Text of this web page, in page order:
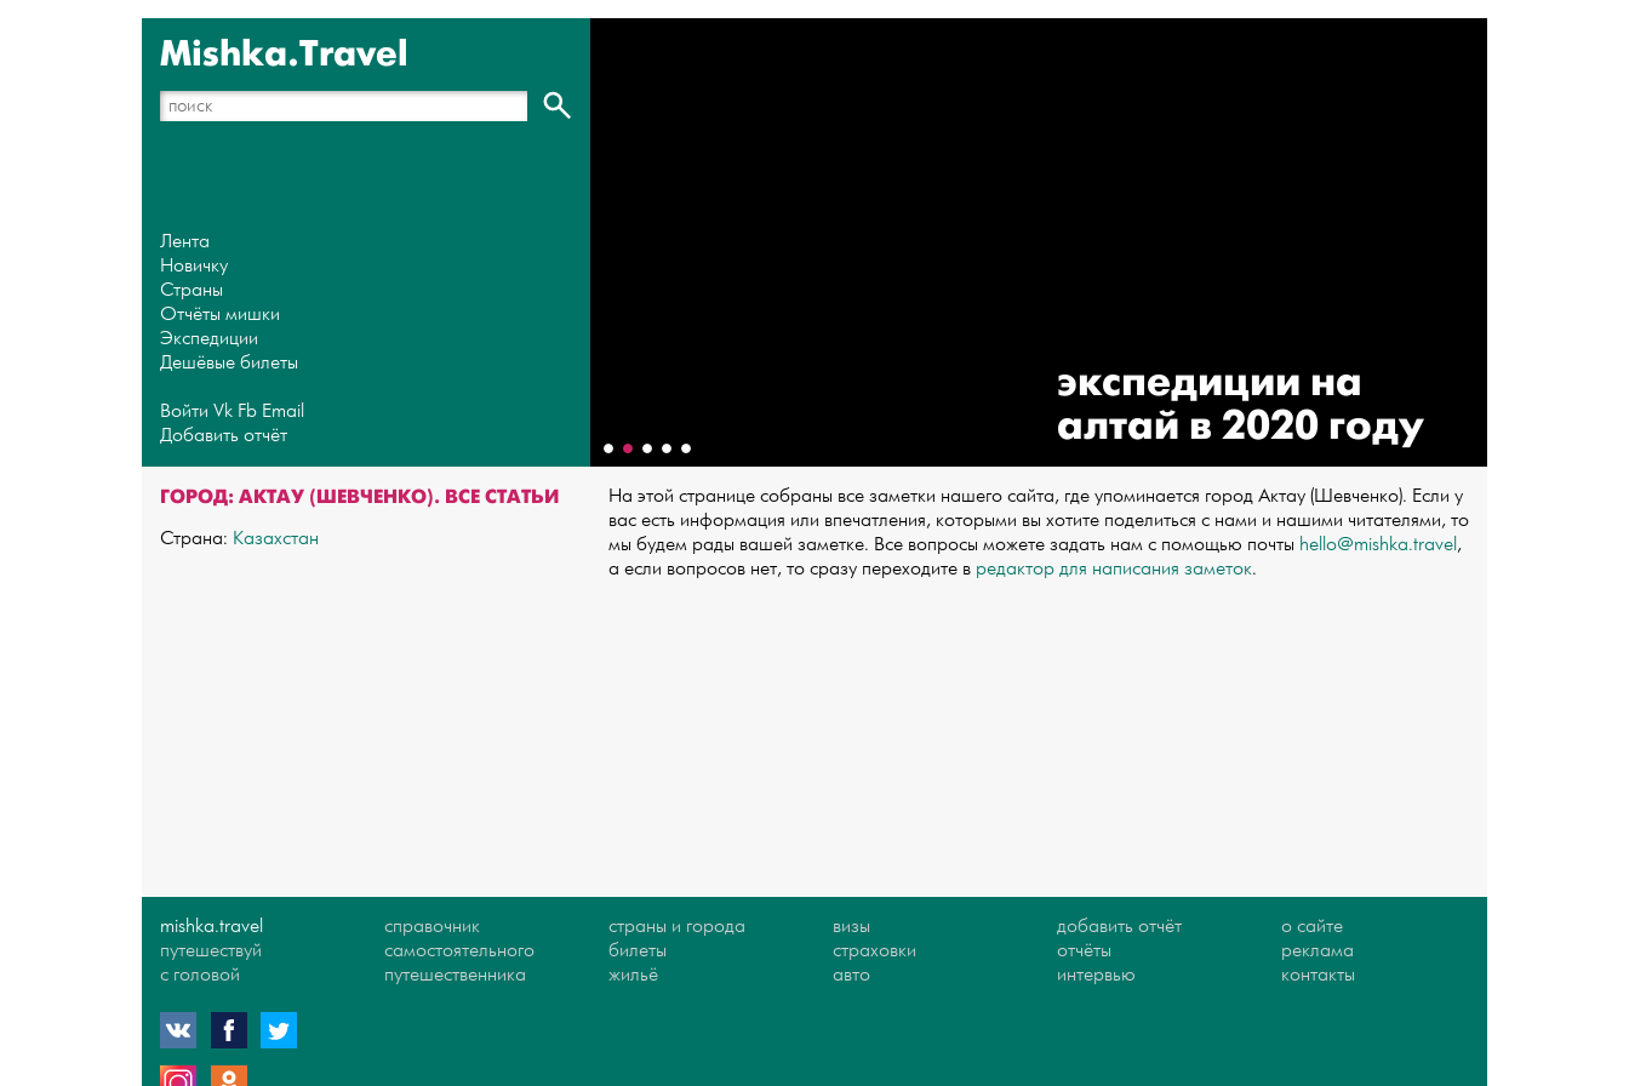
Mishka.Travel
Лента
Новичку
Страны
Отчёты мишки
Экспедиции
Дешёвые билеты
Войти Vk Fb Email
Добавить отчёт
экспедиции на
алтай в 2020 году
ГОРОД: АКТАУ (ШЕВЧЕНКО). ВСЕ СТАТЬИ
Страна: Казахстан
На этой странице собраны все заметки нашего сайта, где упоминается город Актау (Шевченко). Если у
вас есть информация или впечатления, которыми вы хотите поделиться с нами и нашими читателями, то
мы будем рады вашей заметке. Все вопросы можете задать нам с помощью почты hello@mishka.travel,
а если вопросов нет, то сразу переходите в редактор для написания заметок.
mishka.travel
путешествуй
с головой
справочник
самостоятельного
путешественника
страны и города
билеты
жильё
визы
страховки
авто
добавить отчёт
отчёты
интервью
о сайте
реклама
контакты